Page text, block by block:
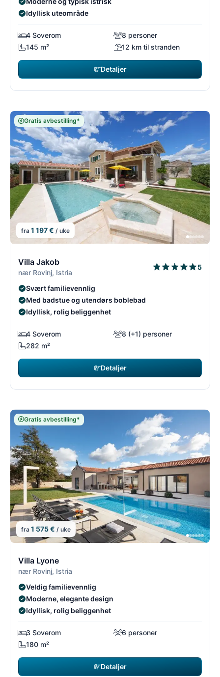
Idyllisk uteområde
4 Soverom
8 personer
145 m²
12 km til stranden
Detaljer
Gratis avbestilling*
fra 1 197 € / uke
Villa Jakob
nær Rovinj, Istria
5
Svært familievennlig
Med badstue og utendørs boblebad
Idyllisk, rolig beliggenhet
4 Soverom
8 (+1) personer
282 m²
Detaljer
Gratis avbestilling*
fra 1 575 € / uke
Villa Lyone
nær Rovinj, Istria
Veldig familievennlig
Moderne, elegante design
Idyllisk, rolig beliggenhet
3 Soverom
6 personer
180 m²
Detaljer